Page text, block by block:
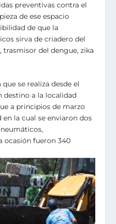
preventivas contra el
de ese espacio
de que la
sirva de criadero del
del dengue, zika
se realiza desde el
destino a la localidad
a principios de marzo
la cual se enviaron dos
ocasión fueron 340